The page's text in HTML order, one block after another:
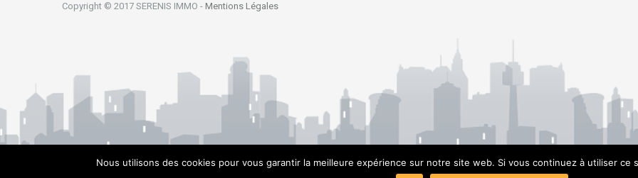
Copyright © 2017 SERENIS IMMO - Mentions Légales
Nous utilisons des cookies pour vous garantir la meilleure expérience sur notre site web. Si vous continuez à utiliser